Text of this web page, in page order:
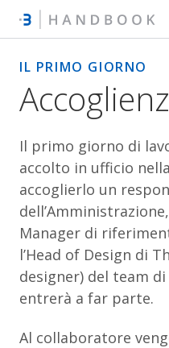
IL PRIMO GIORNO
Il primo giorno di
accolto in ufficio
accoglierlo un
Manager di
l’Head of Design di
designer) del team
entrerà a far parte.
Al collaboratore